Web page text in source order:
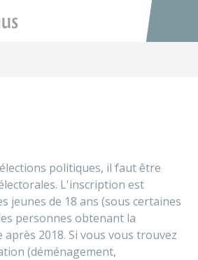
Accéder
politiques, il faut être
L'inscription est
jeunes de 18 ans (sous certaines
personnes obtenant la
2018. Si vous vous trouvez
(déménagement,